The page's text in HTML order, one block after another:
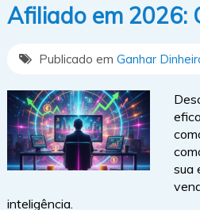
Afiliado em 2026:
Publicado em Ganhar
sua
inteligência.